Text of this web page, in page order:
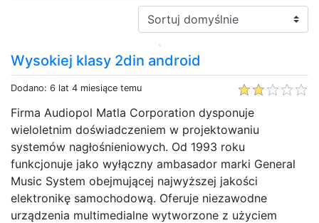
Sortuj:
Wysokiej klasy 2din android
Dodano: 6 lat 4 miesiące temu
Firma Audiopol Matla Corporation dysponuje
wieloletnim doświadczeniem w projektowaniu
systemów nagłośnieniowych. Od 1993 roku
funkcjonuje jako wyłączny ambasador marki General
Music System obejmującej najwyższej jakości
elektronikę samochodową. Oferuje niezawodne
urządzenia multimedialne wytworzone z użyciem